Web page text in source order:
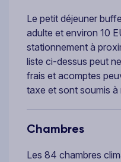
Le petit déjeuner
adulte et environ 10
stationnement à
liste ci-dessus peut
frais et acomptes
taxe et sont soumis
Chambres
Les 84 chambres